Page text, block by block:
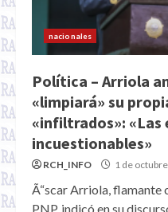
nacionales
Política – Arriola
«limpiará» su
«infiltrados»: «Las
incuestionables»
RCH_INFO 1 de
Ã“scar Arriola, flamante
PNP, indicó en su